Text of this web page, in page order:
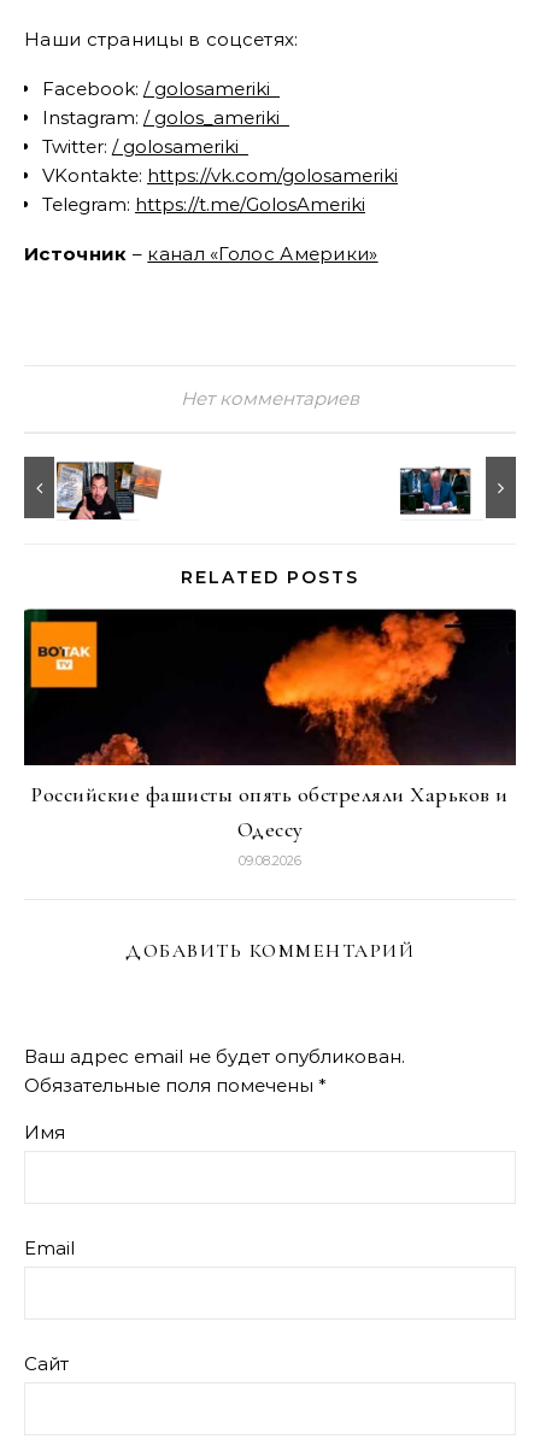
Наши страницы в соцсетях:
Facebook: / golosameriki
Instagram: / golos_ameriki
Twitter: / golosameriki
VKontakte: https://vk.com/golosameriki
Telegram: https://t.me/GolosAmeriki
Источник – канал «Голос Америки»
Нет комментариев
RELATED POSTS
Российские фашисты опять обстреляли Харьков и
Одессу
09.08.2026
ДОБАВИТЬ КОММЕНТАРИЙ
Ваш адрес email не будет опубликован.
Обязательные поля помечены *
Имя
Email
Сайт